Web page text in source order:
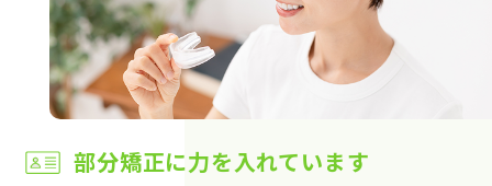
部分矯正に力を入れています